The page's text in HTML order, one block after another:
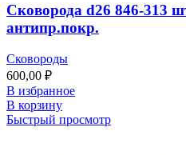
Сковорода d26 846-313
антипр.покр.
Сковороды
600,00 ₽
В избранное
В корзину
Быстрый просмотр